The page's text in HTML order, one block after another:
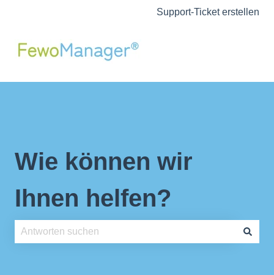
Support-Ticket erstellen
Wie können wir
Ihnen helfen?